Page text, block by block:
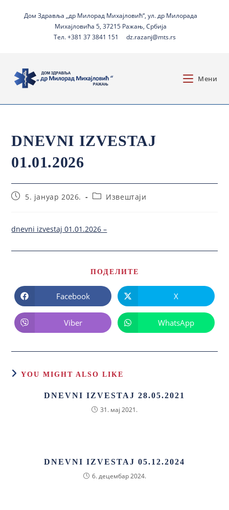
Дом Здравља „др Милорад Михајловић“, ул. др Милорада
Михајловића 5, 37215 Ражањ, Србија
Тел. +381 37 3841 151
dz.razanj@mts.rs
Мени
DNEVNI IZVESTAJ
01.01.2026
5. јануар 2026. Извештаји
dnevni izvestaj 01.01.2026 –
ПОДЕЛИТЕ
Facebook X
Viber WhatsApp
YOU MIGHT ALSO LIKE
DNEVNI IZVESTAJ 28.05.2021
31. мај 2021.
DNEVNI IZVESTAJ 05.12.2024
6. децембар 2024.